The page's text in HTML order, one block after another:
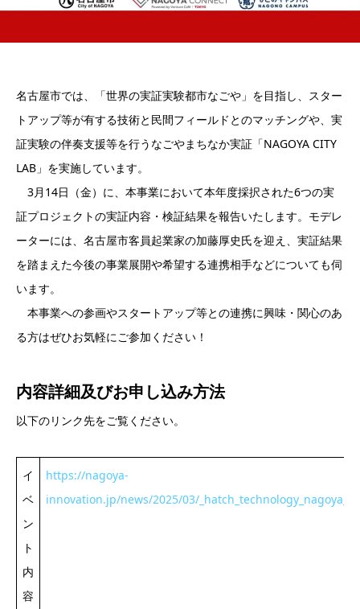
名古屋市では、「世界の実証実験都市なごや」を目指し、スター
トアップ等が有する技術と民間フィールドとのマッチングや、実
証実験の伴奏支援等を行うなごやまちなか実証「NAGOYA CITY
LAB」を実施しています。
3月14日（金）に、本事業において本年度採択された6つの実
証プロジェクトの実証内容・検証結果を報告いたします。モデレ
ーターには、名古屋市客員起業家の加藤厚史氏を迎え、実証結果
を踏まえた今後の事業展開や希望する連携相手などについても伺
います。
本事業への参画やスタートアップ等との連携に興味・関心のあ
る方はぜひお気軽にご参加ください！
内容詳細及びお申し込み方法
以下のリンク先をご覧ください。
イ
ベ
ン
ト
内
容
https://nagoya-
innovation.jp/news/2025/03/